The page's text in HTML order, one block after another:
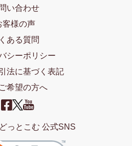
い合わせ
客様の声
ある質問
シーポリシー
法に基づく表記
希望の方へ
っとこむ 公式SNS